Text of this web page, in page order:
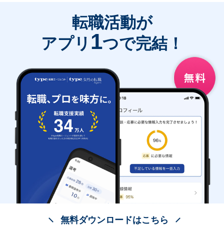
転職活動が
アプリ 1つで完結！
無料ダウンロードはこちら